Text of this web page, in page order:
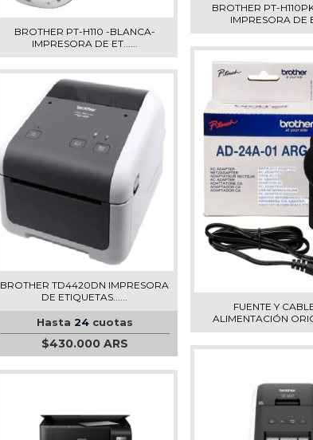
BROTHER PT-H110 -BLANCA-
IMPRESORA DE ET......
BROTHER PT-
IMPRESORA DE
BROTHER TD4420DN IMPRESORA
DE ETIQUETAS......
Hasta 24cuotas
$430.000 ARS
FUENTE Y
ALIMENTACIÓN